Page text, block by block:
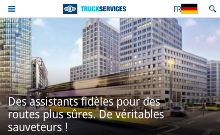
FR
Des assistants fidèles pour des
routes plus sûres. De véritables
sauveteurs !